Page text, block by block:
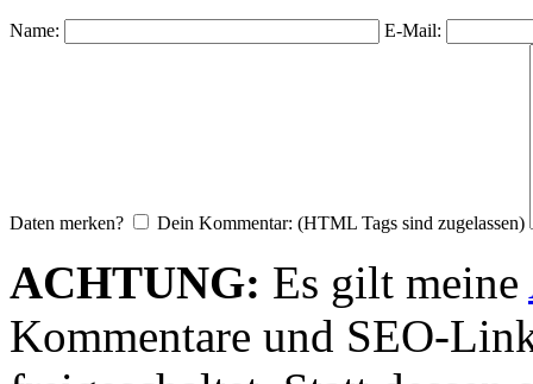
Name: E-Mail:
Daten merken? Dein Kommentar: (HTML Tags sind zugelassen)
ACHTUNG: Es gilt meine
Kommentare und SEO-